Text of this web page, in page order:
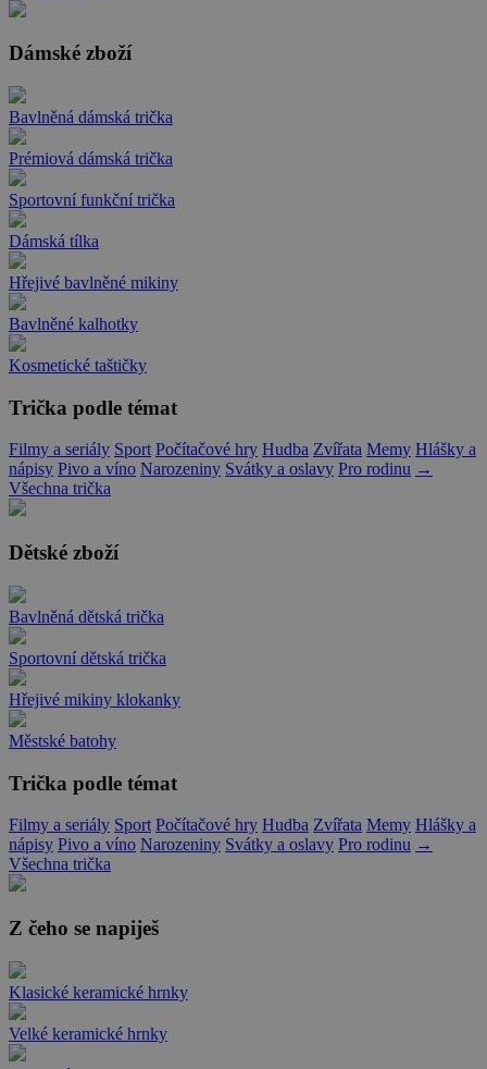
Dámské zboží
Bavlněná dámská trička
Prémiová dámská trička
Sportovní funkční trička
Dámská tílka
Hřejivé bavlněné mikiny
Bavlněné kalhotky
Kosmetické taštičky
Trička podle témat
Filmy a seriály Sport Počítačové hry Hudba Zvířata Memy Hlášky a
nápisy Pivo a víno Narozeniny Svátky a oslavy Pro rodinu →
Všechna trička
Dětské zboží
Bavlněná dětská trička
Sportovní dětská trička
Hřejivé mikiny klokanky
Městské batohy
Trička podle témat
Filmy a seriály Sport Počítačové hry Hudba Zvířata Memy Hlášky a
nápisy Pivo a víno Narozeniny Svátky a oslavy Pro rodinu →
Všechna trička
Z čeho se napiješ
Klasické keramické hrnky
Velké keramické hrnky